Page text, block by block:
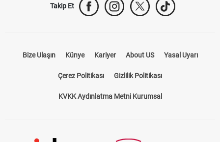
Takip Et
Bize Ulaşın Künye Kariyer About US Yasal Uyarı
Çerez Politikası Gizlilik Politikası
KVKK Aydınlatma Metni Kurumsal